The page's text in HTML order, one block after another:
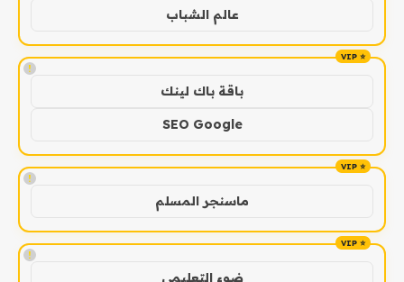
عالم الشباب
!
باقة باك لينك
SEO Google
!
ماسنجر المسلم
!
ضوء التعليمي